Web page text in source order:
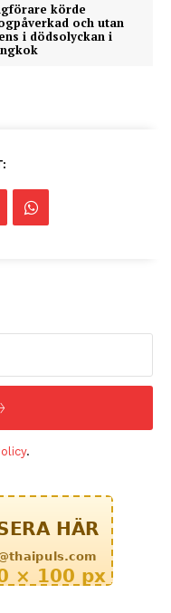
körde
och utan
i dödsolyckan i
.